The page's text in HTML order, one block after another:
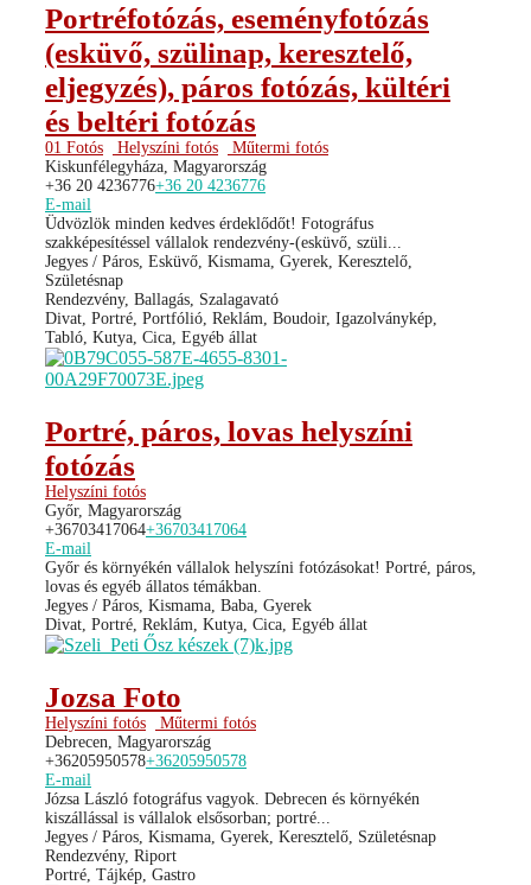
Portréfotózás, eseményfotózás
(esküvő, szülinap, keresztelő,
eljegyzés), páros fotózás, kültéri
és beltéri fotózás
01 Fotós Helyszíni fotós
Műtermi fotós
Kiskunfélegyháza, Magyarország
+36 20 4236776+36 20 4236776
E-mail
Üdvözlök minden kedves érdeklődőt! Fotográfus
szakképesítéssel vállalok rendezvény-(esküvő, szüli...
Jegyes / Páros, Esküvő, Kismama, Gyerek, Keresztelő,
Születésnap
Rendezvény, Ballagás, Szalagavató
Divat, Portré, Portfólió, Reklám, Boudoir, Igazolványkép,
Tabló, Kutya, Cica, Egyéb állat
Portré, páros, lovas helyszíni
fotózás
Helyszíni fotós
Győr, Magyarország
+36703417064+36703417064
E-mail
Győr és környékén vállalok helyszíni fotózásokat! Portré, páros,
lovas és egyéb állatos témákban.
Jegyes / Páros, Kismama, Baba, Gyerek
Divat, Portré, Reklám, Kutya, Cica, Egyéb állat
Jozsa Foto
Helyszíni fotós
Műtermi fotós
Debrecen, Magyarország
+36205950578+36205950578
E-mail
Józsa László fotográfus vagyok. Debrecen és környékén
kiszállással is vállalok elsősorban; portré...
Jegyes / Páros, Kismama, Gyerek, Keresztelő, Születésnap
Rendezvény, Riport
Portré, Tájkép, Gastro